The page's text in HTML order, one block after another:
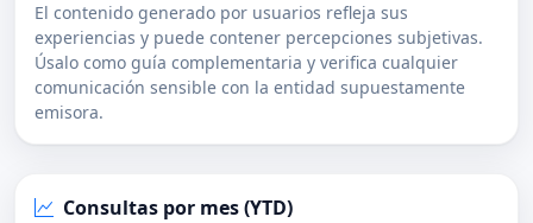
El contenido generado por usuarios refleja sus
experiencias y puede contener percepciones subjetivas.
Úsalo como guía complementaria y verifica cualquier
comunicación sensible con la entidad supuestamente
emisora.
Consultas por mes (YTD)